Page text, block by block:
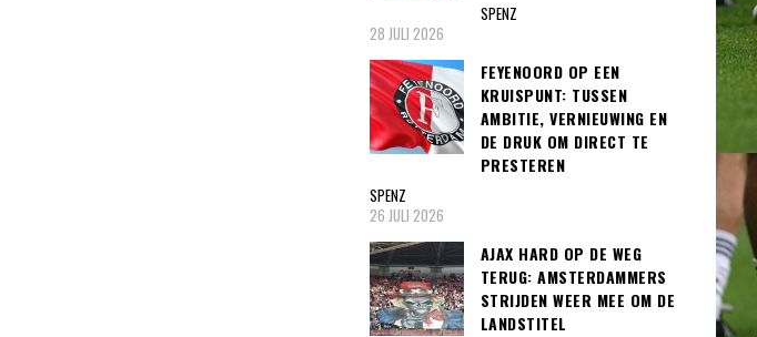
SPENZ
28 JULI 2026
FEYENOORD OP EEN
KRUISPUNT: TUSSEN
AMBITIE, VERNIEUWING EN
DE DRUK OM DIRECT TE
PRESTEREN
SPENZ
26 JULI 2026
AJAX HARD OP DE WEG
TERUG: AMSTERDAMMERS
STRIJDEN WEER MEE OM DE
LANDSTITEL